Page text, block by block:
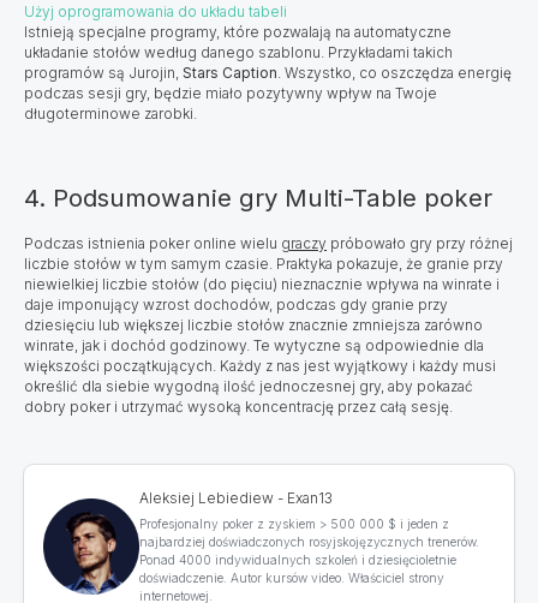
Użyj oprogramowania do układu tabeli
Istnieją specjalne programy, które pozwalają na automatyczne
układanie stołów według danego szablonu. Przykładami takich
programów są Jurojin, Stars Caption . Wszystko, co oszczędza energię
podczas sesji gry, będzie miało pozytywny wpływ na Twoje
długoterminowe zarobki.
4. Podsumowanie gry Multi-Table poker
Podczas istnienia poker online wielu graczy próbowało gry przy różnej
liczbie stołów w tym samym czasie. Praktyka pokazuje, że granie przy
niewielkiej liczbie stołów (do pięciu) nieznacznie wpływa na winrate i
daje imponujący wzrost dochodów, podczas gdy granie przy
dziesięciu lub większej liczbie stołów znacznie zmniejsza zarówno
winrate, jak i dochód godzinowy. Te wytyczne są odpowiednie dla
większości początkujących. Każdy z nas jest wyjątkowy i każdy musi
określić dla siebie wygodną ilość jednoczesnej gry, aby pokazać
dobry poker i utrzymać wysoką koncentrację przez całą sesję.
Aleksiej Lebiediew - Exan13
Profesjonalny poker z zyskiem > 500 000 $ i jeden z
najbardziej doświadczonych rosyjskojęzycznych trenerów.
Ponad 4000 indywidualnych szkoleń i dziesięcioletnie
doświadczenie. Autor kursów video. Właściciel strony
internetowej.